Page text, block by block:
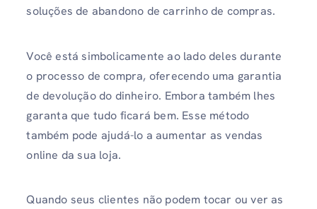
soluções de abandono de carrinho de compras.
Você está simbolicamente ao lado deles durante
o processo de compra, oferecendo uma garantia
de devolução do dinheiro. Embora também lhes
garanta que tudo ficará bem. Esse método
também pode ajudá-lo a aumentar as vendas
online da sua loja.
Quando seus clientes não podem tocar ou ver as